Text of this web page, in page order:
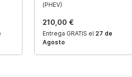
(PHEV)
210,00 €
Entrega GRATIS el 27 de
Agosto